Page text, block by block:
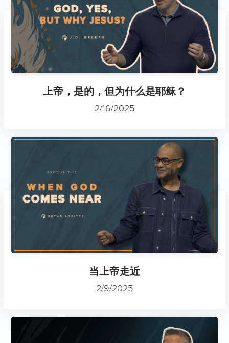
上帝，是的，但为什么是耶稣？
2/16/2025
当上帝走近
2/9/2025